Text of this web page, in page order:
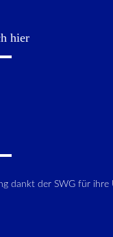
hier
dankt der SWG für ihre